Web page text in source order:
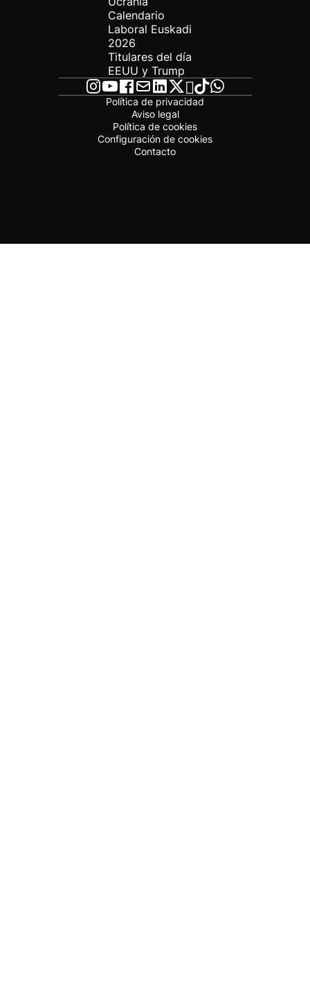
Calendario
Laboral Euskadi
2026
Titulares del día
EEUU y Trump
Política de privacidad
Aviso legal
Política de cookies
Configuración de cookies
Contacto